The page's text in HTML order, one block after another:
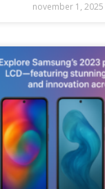
november 1, 2025